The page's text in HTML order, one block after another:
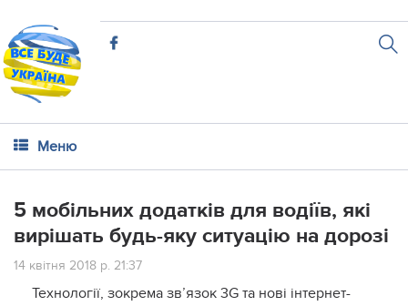
Меню
5 мобільних додатків для водіїв, які
вирішать будь-яку ситуацію на дорозі
14 квітня 2018 р. 21:37
Технології, зокрема зв’язок 3G та нові інтернет-